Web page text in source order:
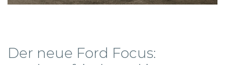
Der neue Ford Focus: